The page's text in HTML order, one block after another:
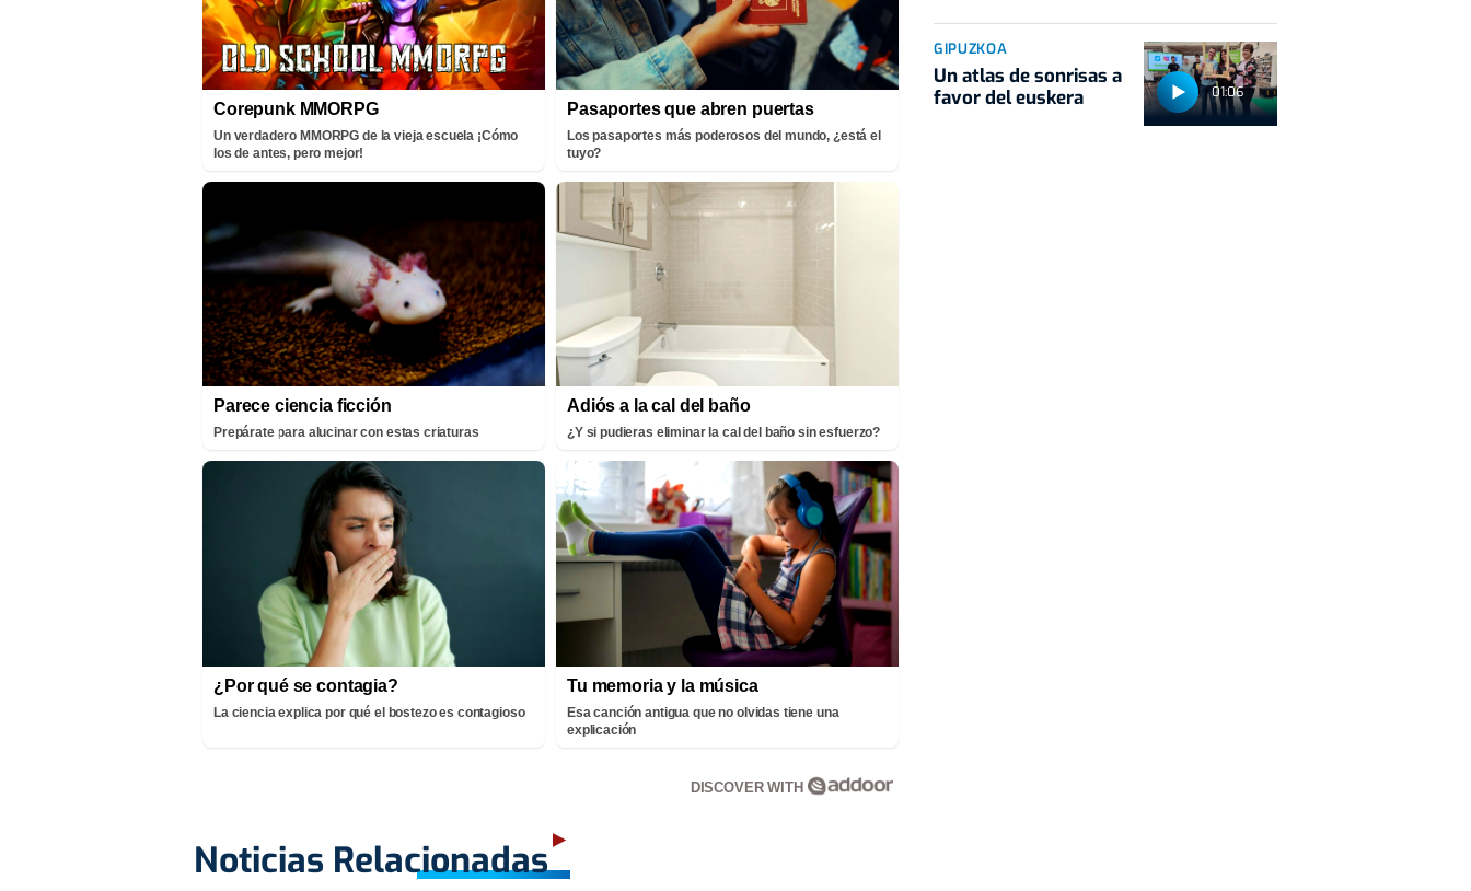
Corepunk MMORPG
Un verdadero MMORPG de la vieja escuela ¡Cómo
los de antes, pero mejor!
Pasaportes que abren puertas
Los pasaportes más poderosos del mundo, ¿está el
tuyo?
Parece ciencia ficción
Prepárate para alucinar con estas criaturas
Adiós a la cal del baño
¿Y si pudieras eliminar la cal del baño sin esfuerzo?
¿Por qué se contagia?
La ciencia explica por qué el bostezo es contagioso
Tu memoria y la música
Esa canción antigua que no olvidas tiene una
explicación
DISCOVER WITH
Noticias Relacionadas
01:06
GIPUZKOA
Un atlas de sonrisas a
favor del euskera